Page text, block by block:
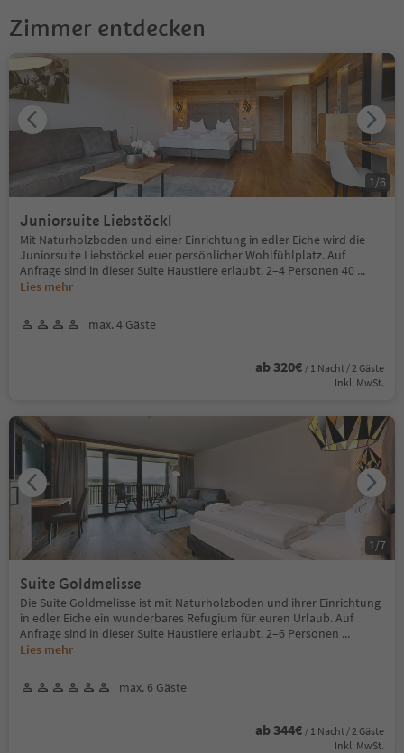
Zimmer entdecken
Juniorsuite Liebstöckl
Mit Naturholzboden und einer Einrichtung in edler Eiche wird die
Juniorsuite Liebstöckel euer persönlicher Wohlfühlplatz. Auf
Anfrage sind in dieser Suite Haustiere erlaubt. 2–4 Personen 40 ...
Lies mehr
max. 4 Gäste
ab 320€ / 1 Nacht / 2 Gäste
Inkl. MwSt.
1 /6
Suite Goldmelisse
Die Suite Goldmelisse ist mit Naturholzboden und ihrer Einrichtung
in edler Eiche ein wunderbares Refugium für euren Urlaub. Auf
Anfrage sind in dieser Suite Haustiere erlaubt. 2–6 Personen ...
Lies mehr
max. 6 Gäste
ab 344€ / 1 Nacht / 2 Gäste
Inkl. MwSt.
1 /7